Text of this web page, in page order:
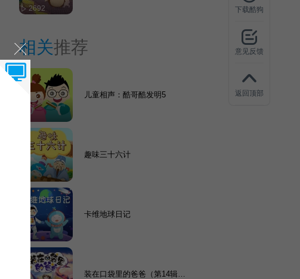
2692
相关推荐
儿童相声：酷哥酷发明5
趣味三十六计
卡维地球日记
装在口袋里的爸爸（第14辑）
下载酷狗
意见反馈
返回顶部